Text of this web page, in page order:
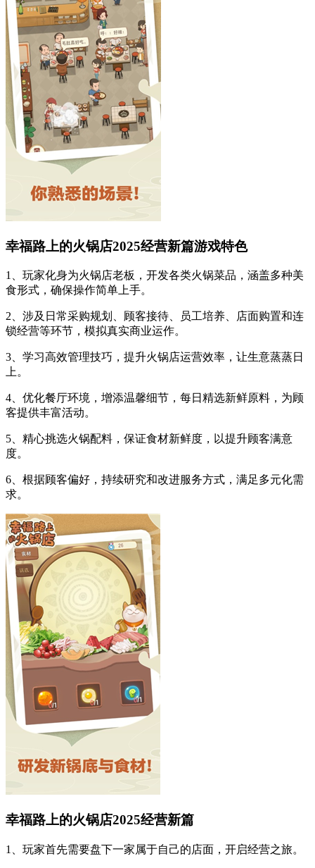
幸福路上的火锅店2025经营新篇游戏特色
1、玩家化身为火锅店老板，开发各类火锅菜品，涵盖多种美
食形式，确保操作简单上手。
2、涉及日常采购规划、顾客接待、员工培养、店面购置和连
锁经营等环节，模拟真实商业运作。
3、学习高效管理技巧，提升火锅店运营效率，让生意蒸蒸日
上。
4、优化餐厅环境，增添温馨细节，每日精选新鲜原料，为顾
客提供丰富活动。
5、精心挑选火锅配料，保证食材新鲜度，以提升顾客满意
度。
6、根据顾客偏好，持续研究和改进服务方式，满足多元化需
求。
幸福路上的火锅店2025经营新篇
1、玩家首先需要盘下一家属于自己的店面，开启经营之旅。